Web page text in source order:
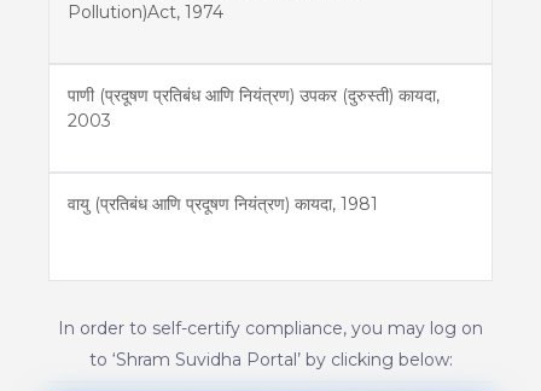
Pollution)Act, 1974
पाणी (प्रदूषण प्रतिबंध आणि नियंत्रण) उपकर (दुरुस्ती) कायदा,
2003
वायु (प्रतिबंध आणि प्रदूषण नियंत्रण) कायदा, 1981
In order to self-certify compliance, you may log on
to ‘Shram Suvidha Portal’ by clicking below: